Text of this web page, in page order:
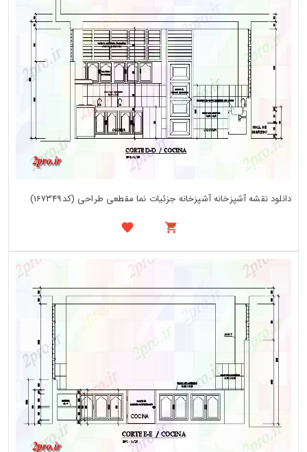
دانلود نقشه آشپزخانه آشپزخانه جزئیات نما مقطعی طراحی (کد167349)